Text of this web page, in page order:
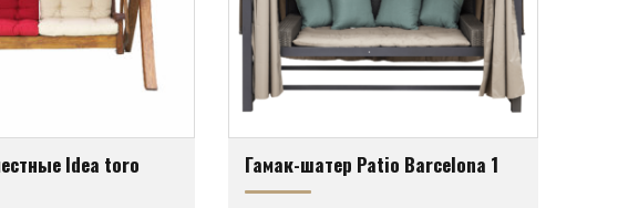
Idea toro Гамак-шатер Patio Barcelona 1